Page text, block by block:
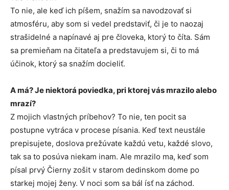
To nie, ale keď ich píšem, snažím sa navodzovať si
atmosféru, aby som si vedel predstaviť, či je to naozaj
strašidelné a napínavé aj pre človeka, ktorý to číta. Sám
sa premieňam na čitateľa a predstavujem si, či to má
účinok, ktorý sa snažím docieliť.
A má? Je niektorá poviedka, pri ktorej vás mrazilo alebo
mrazí?
Z mojich vlastných príbehov? To nie, ten pocit sa
postupne vytráca v procese písania. Keď text neustále
prepisujete, doslova prežúvate každú vetu, každé slovo,
tak sa to posúva niekam inam. Ale mrazilo ma, keď som
písal prvý Čierny zošit v starom dedinskom dome po
starkej mojej ženy. V noci som sa bál ísť na záchod.